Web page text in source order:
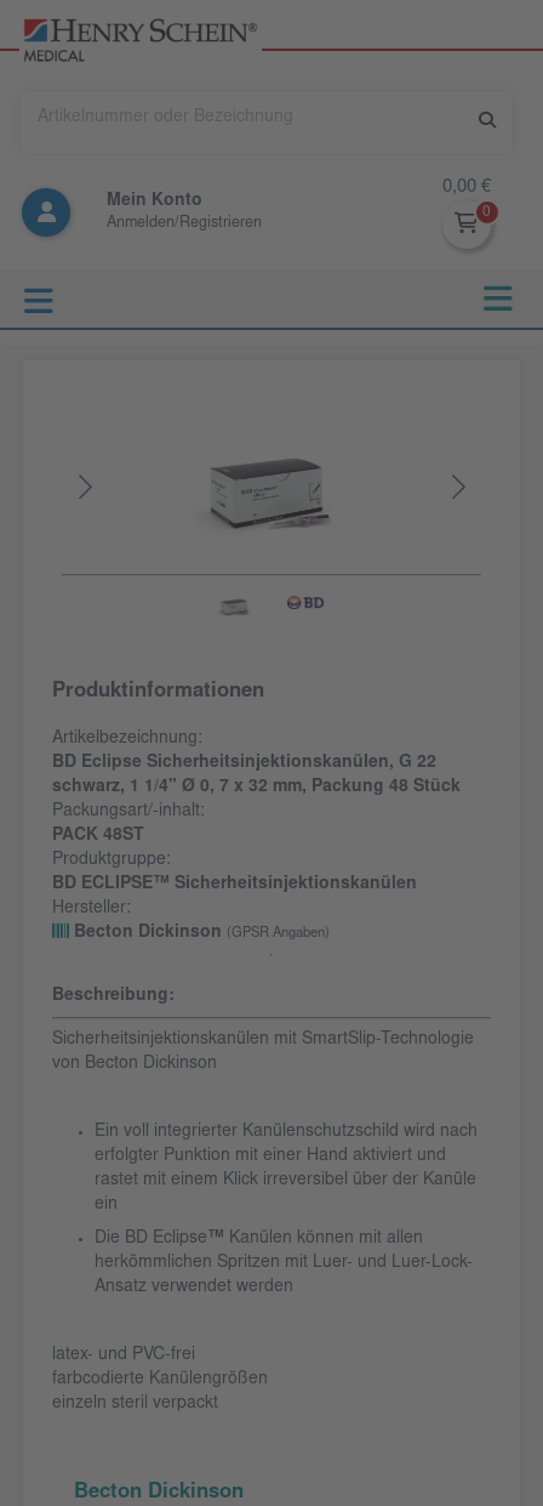
Mein Konto
Anmelden/Registrieren
0,00 €
Produktinformationen
Artikelbezeichnung:
BD Eclipse Sicherheitsinjektionskanülen, G 22
schwarz, 1 1/4" Ø 0, 7 x 32 mm, Packung 48 Stück
Packungsart/-inhalt:
PACK 48ST
Produktgruppe:
BD ECLIPSE™ Sicherheitsinjektionskanülen
Hersteller:
Becton Dickinson
(GPSR Angaben)
Beschreibung:
Sicherheitsinjektionskanülen mit SmartSlip-Technologie
von Becton Dickinson
Ein voll integrierter Kanülenschutzschild wird nach
erfolgter Punktion mit einer Hand aktiviert und
rastet mit einem Klick irreversibel über der Kanüle
ein
Die BD Eclipse ™ Kanülen können mit allen
herkömmlichen Spritzen mit Luer- und Luer-Lock-
Ansatz verwendet werden
latex- und PVC-frei
farbcodierte Kanülengrößen
einzeln steril verpackt
Becton Dickinson